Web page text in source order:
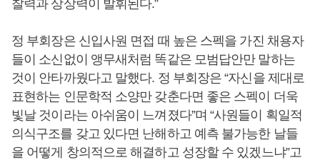
찰력과 상상력이 발휘된다.”
정 부회장은 신입사원 면접 때 높은 스펙을 가진 채용자
들이 소신없이 앵무새처럼 똑같은 모범답안만 말하는
것이 안타까웠다고 말했다. 정 부회장은 “자신을 제대로
표현하는 인문학적 소양만 갖춘다면 좋은 스펙이 더욱
빛날 것이라는 아쉬움이 느껴졌다”며 “사원들이 획일적
의식구조를 갖고 있다면 난해하고 예측 불가능한 날들
을 어떻게 창의적으로 해결하고 성장할 수 있겠느냐”고